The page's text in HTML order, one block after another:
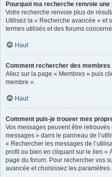
Pourquoi ma recherche renvoie une
Votre recherche renvoie plus de
Utilisez la « Recherche avancée » et
termes utilisés et des forums
Haut
Comment rechercher des membres
Allez sur la page « Membres » puis
membre ».
Haut
Comment puis-je trouver mes
Vos messages peuvent être
messages » dans le panneau de
« Rechercher les messages de
profil ou bien en cliquant sur le lien «
page du forum. Pour rechercher vos
avancée et choisissez les paramètres